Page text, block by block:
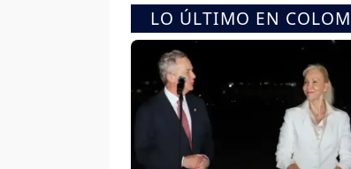
LO ÚLTIMO EN